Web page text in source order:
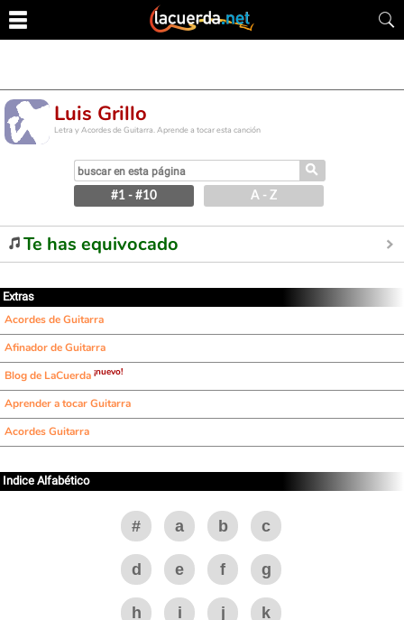
Luis Grillo
Letra y Acordes de Guitarra. Aprende a tocar esta canción
⚲
#1 - #10 A - Z
Te has equivocado
Extras
Acordes de Guitarra
Afinador de Guitarra
Blog de LaCuerda ¡nuevo!
Aprender a tocar Guitarra
Acordes Guitarra
Indice Alfabético
# a b c
d e f g
h i j k